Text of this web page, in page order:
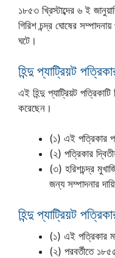
১৮৫৩ খ্রিস্টাব্দের ৬ ই
গিরিশ চন্দ্র ঘোষের
ঘটে।
হিন্দু প্যাট্রিয়ট
এই হিন্দু প্যাট্রিয়ট
করেছেন।
(১) এই পত্রিকার
(২) পত্রিকার
(৩) হরিশচন্দ্র
জন্য সম্পাদনার
হিন্দু প্যাট্রিয়ট
(১) এই পত্রিকার
(২) পরবর্তীতে ১৮৫৫